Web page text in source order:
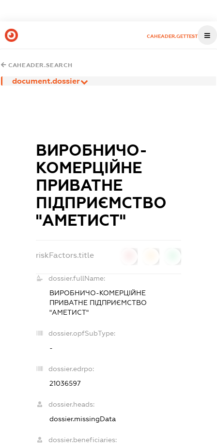
CAHEADER.GETTEST
CAHEADER.SEARCH
document.dossier
ВИРОБНИЧО-
КОМЕРЦІЙНЕ
ПРИВАТНЕ
ПІДПРИЄМСТВО
"АМЕТИСТ"
riskFactors.title
dossier.fullName:
ВИРОБНИЧО-КОМЕРЦІЙНЕ
ПРИВАТНЕ ПІДПРИЄМСТВО
"АМЕТИСТ"
dossier.opfSubType:
-
dossier.edrpo:
21036597
dossier.heads:
dossier.missingData
dossier.beneficiaries: